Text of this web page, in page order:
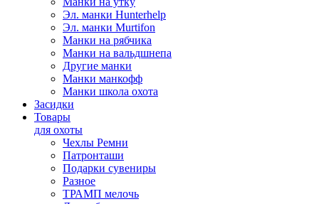
Эл. манки Hunterhelp
Эл. манки Murtifon
Манки на рябчика
Манки на вальдшнепа
Другие манки
Манки манкофф
Манки школа охота
Засидки
Товары
для охоты
Чехлы Ремни
Патронташи
Подарки сувениры
Разное
ТРАМП мелочь